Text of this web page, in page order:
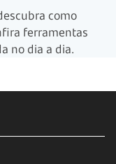
como
ferramentas
no dia a dia.